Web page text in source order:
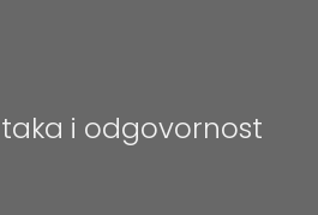
i odgovornost